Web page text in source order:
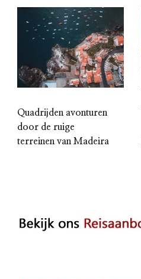
Quadrijden avonturen
door de ruige
terreinen van Madeira